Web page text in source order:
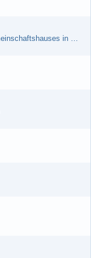
17. Überprüfung der Sanierung des Dorfgemeinschaftshauses in Egenroth